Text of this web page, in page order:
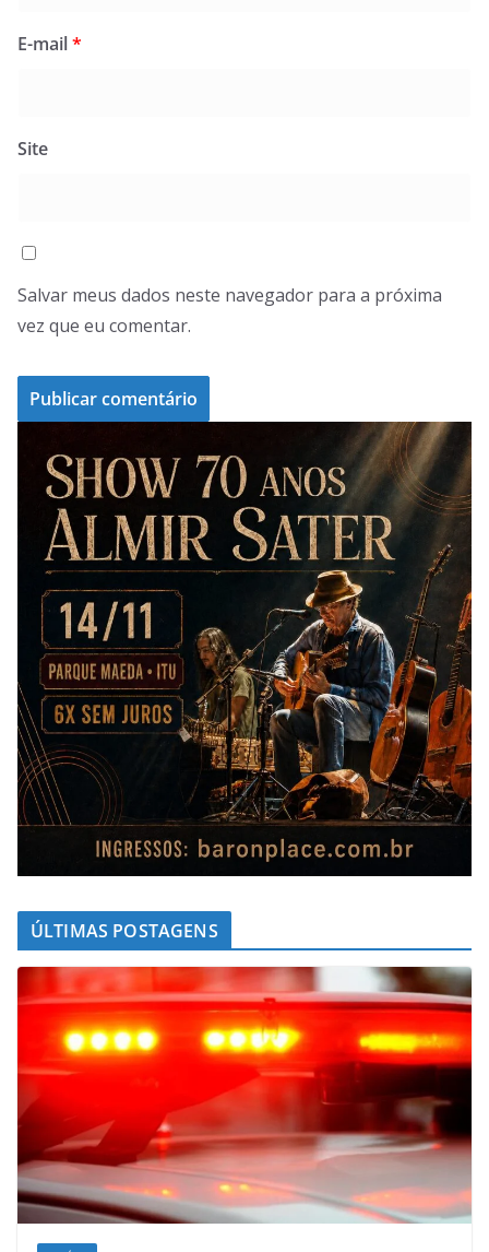
E-mail*
Site
Salvar meus dados neste navegador para a próxima
vez que eu comentar.
ÚLTIMAS POSTAGENS